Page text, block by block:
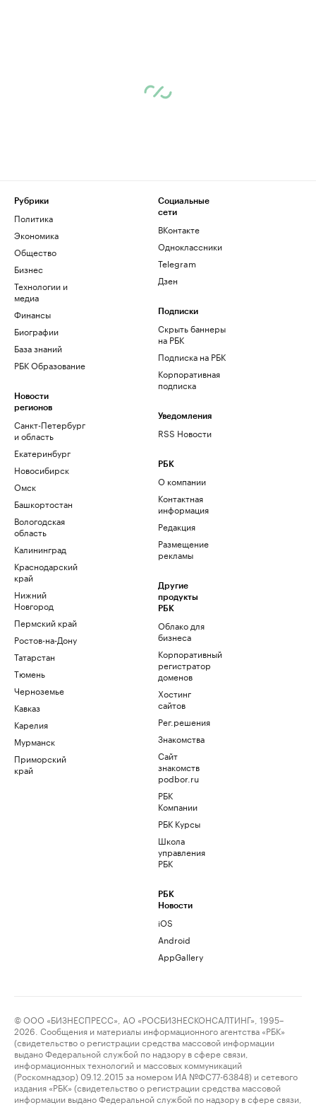
Рубрики
Политика
Экономика
Общество
Бизнес
Технологии и
медиа
Финансы
Биографии
База знаний
РБК Образование
Новости
регионов
Санкт-Петербург
и область
Екатеринбург
Новосибирск
Омск
Башкортостан
Вологодская
область
Калининград
Краснодарский
край
Нижний
Новгород
Пермский край
Ростов-на-Дону
Татарстан
Тюмень
Черноземье
Кавказ
Карелия
Мурманск
Приморский
край
Социальные
сети
ВКонтакте
Одноклассники
Telegram
Дзен
Подписки
Скрыть баннеры
на РБК
Подписка на РБК
Корпоративная
подписка
Уведомления
RSS Новости
РБК
О компании
Контактная
информация
Редакция
Размещение
рекламы
Другие
продукты
РБК
Облако для
бизнеса
Корпоративный
регистратор
доменов
Хостинг
сайтов
Рег.решения
Знакомства
Сайт
знакомств
podbor.ru
РБК
Компании
РБК Курсы
Школа
управления
РБК
РБК
Новости
iOS
Android
AppGallery
© ООО «БИЗНЕСПРЕСС», АО «РОСБИЗНЕСКОНСАЛТИНГ», 1995–
2026. Сообщения и материалы информационного агентства «РБК»
(свидетельство о регистрации средства массовой информации
выдано Федеральной службой по надзору в сфере связи,
информационных технологий и массовых коммуникаций
(Роскомнадзор) 09.12.2015 за номером ИА №ФС77-63848) и сетевого
издания «РБК» (свидетельство о регистрации средства массовой
информации выдано Федеральной службой по надзору в сфере связи,